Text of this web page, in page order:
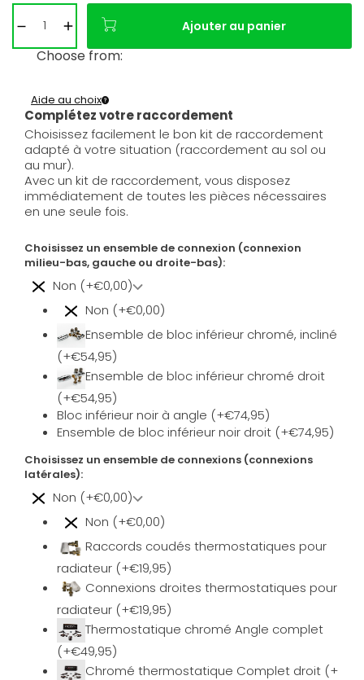
Ajouter au panier
Choose from:
Complétez votre raccordement
Aide au choix
Choisissez facilement le bon kit de raccordement
adapté à votre situation (raccordement au sol ou
au mur).
Avec un kit de raccordement, vous disposez
immédiatement de toutes les pièces nécessaires
en une seule fois.
Choisissez un ensemble de connexion (connexion
milieu-bas, gauche ou droite-bas):
Non (+€0,00)
Non (+€0,00)
Ensemble de bloc inférieur chromé, incliné
(+€54,95)
Ensemble de bloc inférieur chromé droit
(+€54,95)
Bloc inférieur noir à angle (+€74,95)
Ensemble de bloc inférieur noir droit (+€74,95)
Choisissez un ensemble de connexions (connexions
latérales):
Non (+€0,00)
Non (+€0,00)
Raccords coudés thermostatiques pour
radiateur (+€19,95)
Connexions droites thermostatiques pour
radiateur (+€19,95)
Thermostatique chromé Angle complet
(+€49,95)
Chromé thermostatique Complet droit (+